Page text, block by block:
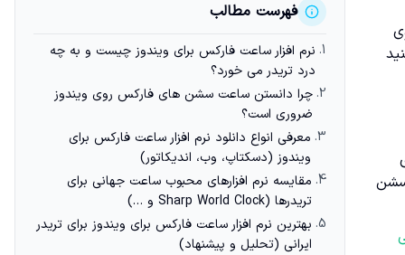
سشن
فهرست مطالب
1. نرم افزار ساعت فارکس برای ویندوز چیست و به چه
درد تریدر می خورد؟
2. چرا دانستن ساعت سشن های فارکس روی ویندوز
ضروری است؟
3. معرفی انواع دانلود نرم افزار ساعت فارکس برای
ویندوز (دسکتاپ، وب، اندیکاتور)
4. مقایسه نرم افزارهای محبوب ساعت جهانی برای
تریدرها (Sharp World Clock و …)
5. بهترین نرم افزار ساعت فارکس برای ویندوز برای تریدر
ایرانی (تحلیل و پیشنهاد)